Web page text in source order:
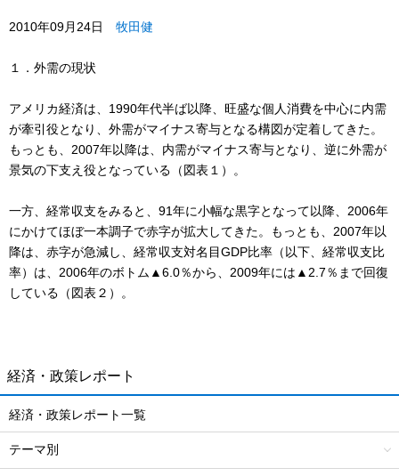
2010年09月24日 牧田健
１．外需の現状
アメリカ経済は、1990年代半ば以降、旺盛な個人消費を中心に内需
が牽引役となり、外需がマイナス寄与となる構図が定着してきた。
もっとも、2007年以降は、内需がマイナス寄与となり、逆に外需が
景気の下支え役となっている（図表１）。
一方、経常収支をみると、91年に小幅な黒字となって以降、2006年
にかけてほぼ一本調子で赤字が拡大してきた。もっとも、2007年以
降は、赤字が急減し、経常収支対名目GDP比率（以下、経常収支比
率）は、2006年のボトム▲6.0％から、2009年には▲2.7％まで回復
している（図表２）。
経済・政策レポート
経済・政策レポート一覧
テーマ別